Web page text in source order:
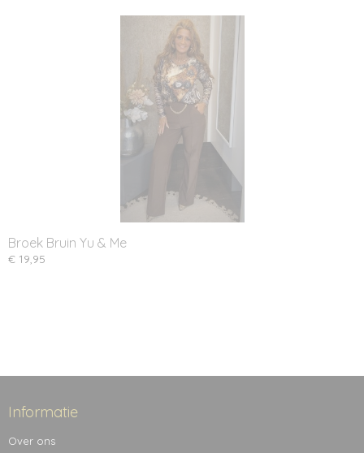
Broek Bruin Yu & Me
€ 19,95
Informatie
Over ons